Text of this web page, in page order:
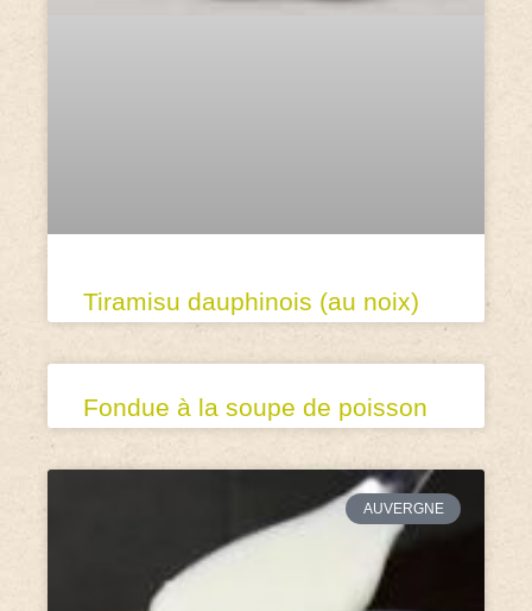
Tiramisu dauphinois (au noix)
Fondue à la soupe de poisson
AUVERGNE